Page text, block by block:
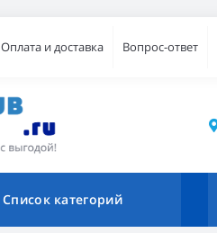
Оплата и доставка Вопрос-ответ
Список категорий